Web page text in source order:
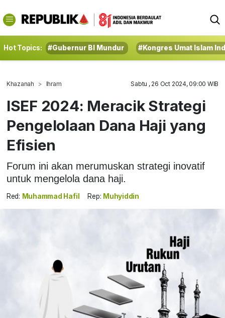
Hot Topics: #Gubernur BI Mundur #Kongres Umat Islam
Khazanah Ihram Sabtu , 26 Oct 2024, 09:00 WIB
ISEF 2024: Meracik Strategi
Pengelolaan Dana Haji yang
Efisien
Forum ini akan merumuskan strategi inovatif
untuk mengelola dana haji.
Red: Muhammad Hafil Rep: Muhyiddin